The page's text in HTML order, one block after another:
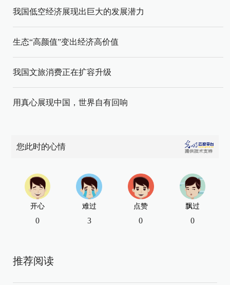
我国低空经济展现出巨大的发展潜力
生态“高颜值”变出经济高价值
我国文旅消费正在扩容升级
用真心展现中国，世界自有回响
您此时的心情
开心
0
难过
3
点赞
0
飘过
0
推荐阅读